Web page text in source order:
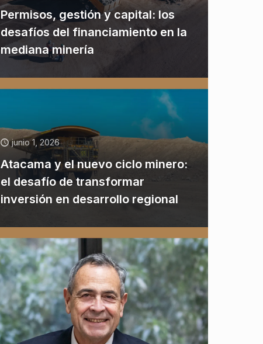
Permisos, gestión y capital: los
desafíos del financiamiento en la
mediana minería
junio 1, 2026
Atacama y el nuevo ciclo minero:
el desafío de transformar
inversión en desarrollo regional